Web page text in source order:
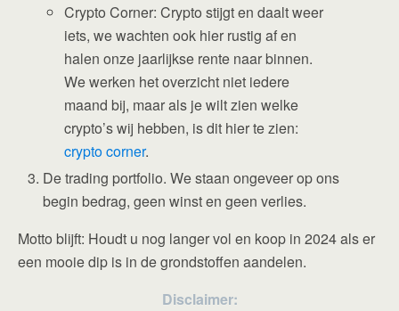
Crypto Corner: Crypto stijgt en daalt weer
iets, we wachten ook hier rustig af en
halen onze jaarlijkse rente naar binnen.
We werken het overzicht niet iedere
maand bij, maar als je wilt zien welke
crypto’s wij hebben, is dit hier te zien:
crypto corner.
De trading portfolio. We staan ongeveer op ons
begin bedrag, geen winst en geen verlies.
Motto blijft: Houdt u nog langer vol en koop in 2024 als er
een mooie dip is in de grondstoffen aandelen.
Disclaimer: